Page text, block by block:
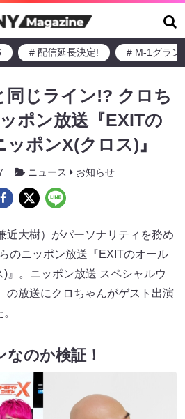
# 配信延長決定! # M-1グラン
同じライン!? クロち
ポン放送『EXITの
ポンX(クロス)』
ニュース お知らせ
近大樹）がパーソナリティを務め
のニッポン放送『EXITのオール
』。ニッポン放送 スペシャルウ
の放送にクロちゃんがゲスト出演
のか検証！